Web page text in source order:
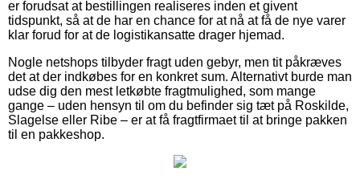
er forudsat at bestillingen realiseres inden et givent
tidspunkt, så at de har en chance for at nå at få de nye varer
klar forud for at de logistikansatte drager hjemad.
Nogle netshops tilbyder fragt uden gebyr, men tit påkræves
det at der indkøbes for en konkret sum. Alternativt burde man
udse dig den mest letkøbte fragtmulighed, som mange
gange – uden hensyn til om du befinder sig tæt på Roskilde,
Slagelse eller Ribe – er at få fragtfirmaet til at bringe pakken
til en pakkeshop.